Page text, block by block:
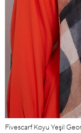
Fivescarf Koyu Yeşil